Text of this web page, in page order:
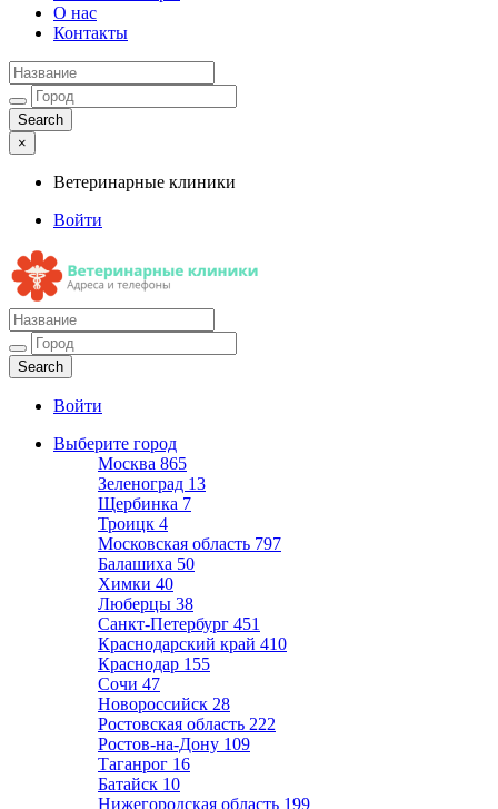
О нас
Контакты
×
Ветеринарные клиники
Войти
Ветеринарные клиники
Адреса и телефоны
Войти
Выберите город
Москва 865
Зеленоград 13
Щербинка 7
Троицк 4
Московская область 797
Балашиха 50
Химки 40
Люберцы 38
Санкт-Петербург 451
Краснодарский край 410
Краснодар 155
Сочи 47
Новороссийск 28
Ростовская область 222
Ростов-на-Дону 109
Таганрог 16
Батайск 10
Нижегородская область 199